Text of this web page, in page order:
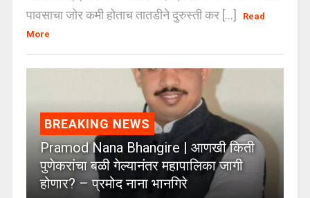
पावसाचा जोर कमी होताच तातडीने दुरुस्ती कर [...]
Read
More
BREAKING NEWS
Pramod Nana Bhangire | आणखी किती
पुणेकरांचा बळी गेल्यानंतर महापालिका जागी
होणार? – प्रमोद नाना भानगिरे